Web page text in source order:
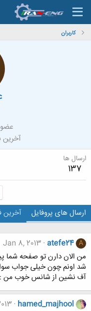
کاربران
آخرین
ارسال ها
137
ارسال های پروفایل آخرین
A
atefe24
Jan 8, 2013
من الان دارن تو صفحه شما
شد اونم چون خیلی جواب
آف نشین از شانس خوب من
hamed_majhool